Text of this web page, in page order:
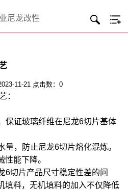
尼龙改性
11-21 点击数：0
：
证玻璃纤维在尼龙6切片基体
，防止尼龙6切片熔化混炼。
能下降。
切片产品尺寸稳定性差的问
填料，无机填料的加入不仅降低